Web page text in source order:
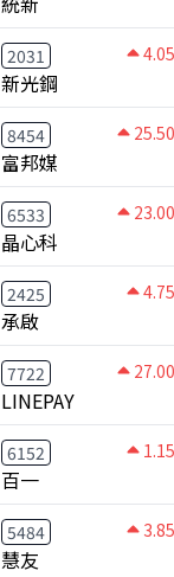
2031 4.05
新光鋼
8454 25.50
富邦媒
6533 23.00
晶心科
2425 4.75
承啟
7722 27.00
LINEPAY
6152 1.15
百一
5484 3.85
慧友